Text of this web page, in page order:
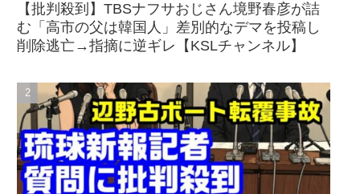
【批判殺到】TBSナフサおじさん境野春彦が詰
む「高市の父は韓国人」差別的なデマを投稿し
削除逃亡→指摘に逆ギレ【KSLチャンネル】